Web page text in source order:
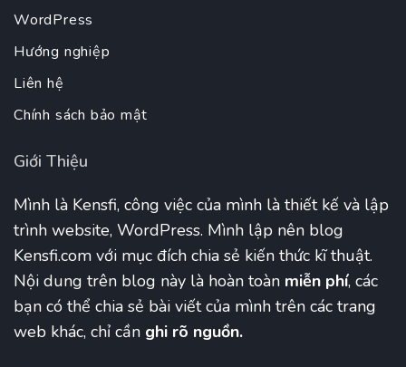
WordPress
Hướng nghiệp
Liên hệ
Chính sách bảo mật
Giới Thiệu
Mình là Kensfi, công việc của mình là thiết kế và lập
trình website, WordPress. Mình lập nên blog
Kensfi.com với mục đích chia sẻ kiến thức kĩ thuật.
Nội dung trên blog này là hoàn toàn miễn phí, các
bạn có thể chia sẻ bài viết của mình trên các trang
web khác, chỉ cần ghi rõ nguồn.